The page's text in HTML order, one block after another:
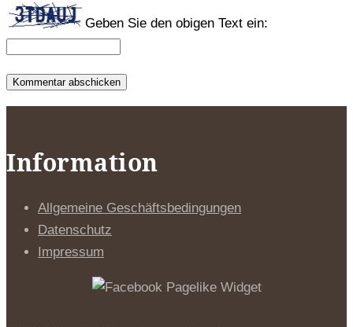
Geben Sie den obigen Text ein:
Information
Allgemeine Geschäftsbedingungen
Datenschutz
Impressum